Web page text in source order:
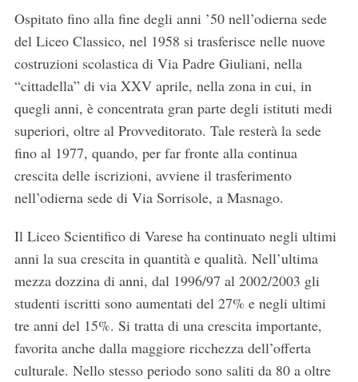
Ospitato fino alla fine degli anni ’50 nell’odierna sede
del Liceo Classico, nel 1958 si trasferisce nelle nuove
costruzioni scolastica di Via Padre Giuliani, nella
“cittadella” di via XXV aprile, nella zona in cui, in
quegli anni, è concentrata gran parte degli istituti medi
superiori, oltre al Provveditorato. Tale resterà la sede
fino al 1977, quando, per far fronte alla continua
crescita delle iscrizioni, avviene il trasferimento
nell’odierna sede di Via Sorrisole, a Masnago.
Il Liceo Scientifico di Varese ha continuato negli ultimi
anni la sua crescita in quantità e qualità. Nell’ultima
mezza dozzina di anni, dal 1996/97 al 2002/2003 gli
studenti iscritti sono aumentati del 27% e negli ultimi
tre anni del 15%. Si tratta di una crescita importante,
favorita anche dalla maggiore ricchezza dell’offerta
culturale. Nello stesso periodo sono saliti da 80 a oltre